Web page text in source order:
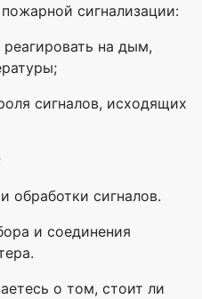
сигнализации:
на дым,
сигналов, исходящих
обработки сигналов.
и соединения
о том, стоит ли